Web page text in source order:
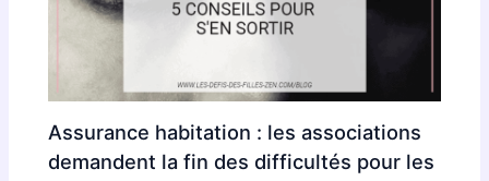
Assurance habitation : les associations
demandent la fin des difficultés pour les